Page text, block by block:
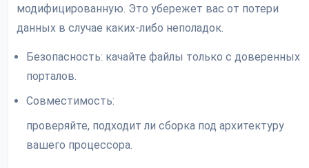
модифицированную. Это убережет вас от потери
данных в случае каких-либо неполадок.
Безопасность: качайте файлы только с доверенных
порталов.
Совместимость:
проверяйте, подходит ли сборка под архитектуру
вашего процессора.